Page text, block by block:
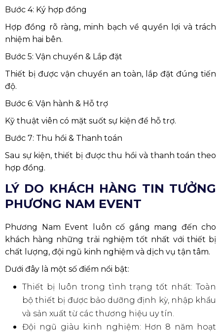
Bước 4: Ký hợp đồng
Hợp đồng rõ ràng, minh bạch về quyền lợi và trách
nhiệm hai bên.
Bước 5: Vận chuyển & Lắp đặt
Thiết bị được vận chuyển an toàn, lắp đặt đúng tiến
độ.
Bước 6: Vận hành & Hỗ trợ
Kỹ thuật viên có mặt suốt sự kiện để hỗ trợ.
Bước 7: Thu hồi & Thanh toán
Sau sự kiện, thiết bị được thu hồi và thanh toán theo
hợp đồng.
LÝ DO KHÁCH HÀNG TIN TƯỞNG
PHƯƠNG NAM EVENT
Phương Nam Event luôn cố gắng mang đến cho
khách hàng những trải nghiệm tốt nhất với thiết bị
chất lượng, đội ngũ kinh nghiệm và dịch vụ tận tâm.
Dưới đây là một số điểm nổi bật:
Thiết bị luôn trong tình trạng tốt nhất: Toàn
bộ thiết bị được bảo dưỡng định kỳ, nhập khẩu
và sản xuất từ các thương hiệu uy tín.
Đội ngũ giàu kinh nghiệm: Hơn 8 năm hoạt